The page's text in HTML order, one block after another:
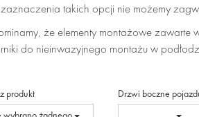
zaznaczenia takich opcji nie możemy
że elementy montażowe
do nieinwazyjnego montażu w
produkt
Drzwi boczne